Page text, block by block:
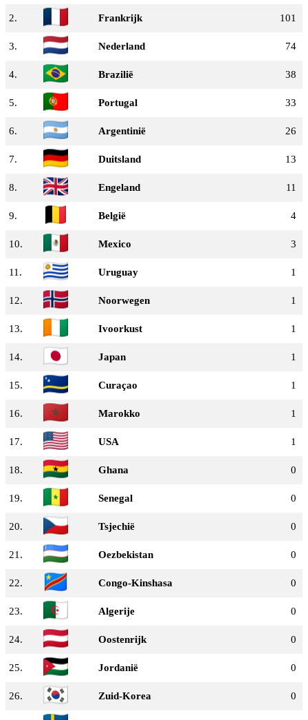
2. Frankrijk 101
3. Nederland 74
4. Brazilië 38
5. Portugal 33
6. Argentinië 26
7. Duitsland 13
8. Engeland 11
9. België 4
10. Mexico 3
11. Uruguay 1
12. Noorwegen 1
13. Ivoorkust 1
14. Japan 1
15. Curaçao 1
16. Marokko 1
17. USA 1
18. Ghana 0
19. Senegal 0
20. Tsjechië 0
21. Oezbekistan 0
22. Congo-Kinshasa 0
23. Algerije 0
24. Oostenrijk 0
25. Jordanië 0
26. Zuid-Korea 0